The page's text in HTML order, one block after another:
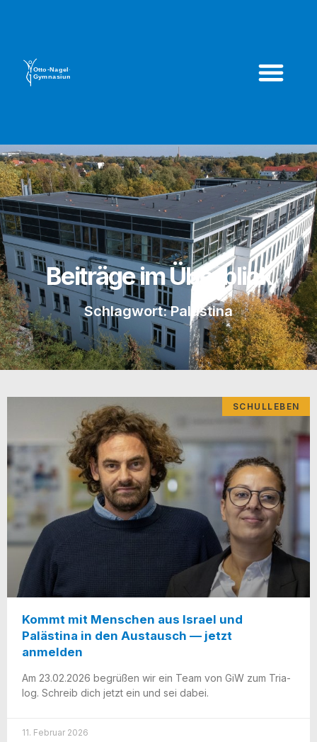
Beiträge im Überblick
Schlagwort: Palästina
SCHULLEBEN
Kommt mit Menschen aus Israel und
Palästina in den Austausch — jetzt
anmelden
Am 23.02.2026 begrü­ßen wir ein Team von GiW zum Tria­
log. Schreib dich jetzt ein und sei dabei.
11. Februar 2026